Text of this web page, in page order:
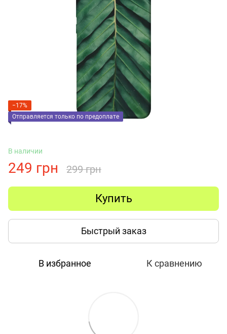
−17%
Отправляется только по предоплате
В наличии
249 грн 299 грн
Купить
Быстрый заказ
В избранное К сравнению